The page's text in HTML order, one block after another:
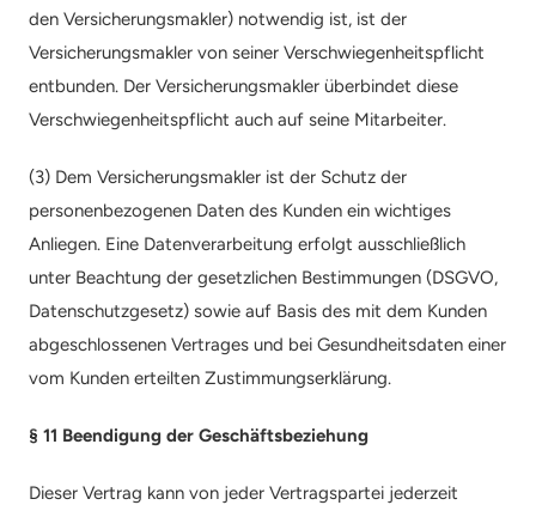
den Versicherungsmakler) notwendig ist, ist der
Versicherungsmakler von seiner Verschwiegenheitspflicht
entbunden. Der Versicherungsmakler überbindet diese
Verschwiegenheitspflicht auch auf seine Mitarbeiter.
(3) Dem Versicherungsmakler ist der Schutz der
personenbezogenen Daten des Kunden ein wichtiges
Anliegen. Eine Datenverarbeitung erfolgt ausschließlich
unter Beachtung der gesetzlichen Bestimmungen (DSGVO,
Datenschutzgesetz) sowie auf Basis des mit dem Kunden
abgeschlossenen Vertrages und bei Gesundheitsdaten einer
vom Kunden erteilten Zustimmungserklärung.
§ 11 Beendigung der Geschäftsbeziehung
Dieser Vertrag kann von jeder Vertragspartei jederzeit